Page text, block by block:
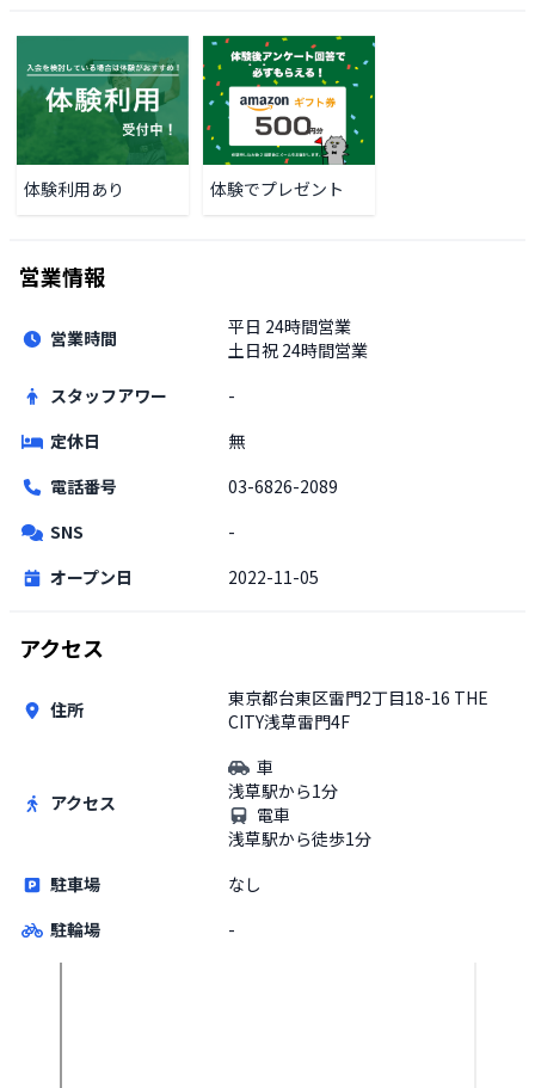
体験利用あり 体験でプレゼント
営業情報
営業時間 平日 24時間営業
土日祝 24時間営業
スタッフアワー
-
定休日
無
電話番号
03-6826-2089
SNS
-
オープン日
2022-11-05
アクセス
住所
東京都台東区雷門2丁目18-16 THE
CITY浅草雷門4F
アクセス
車
浅草駅から1分
電車
浅草駅から徒歩1分
駐車場
なし
駐輪場
-